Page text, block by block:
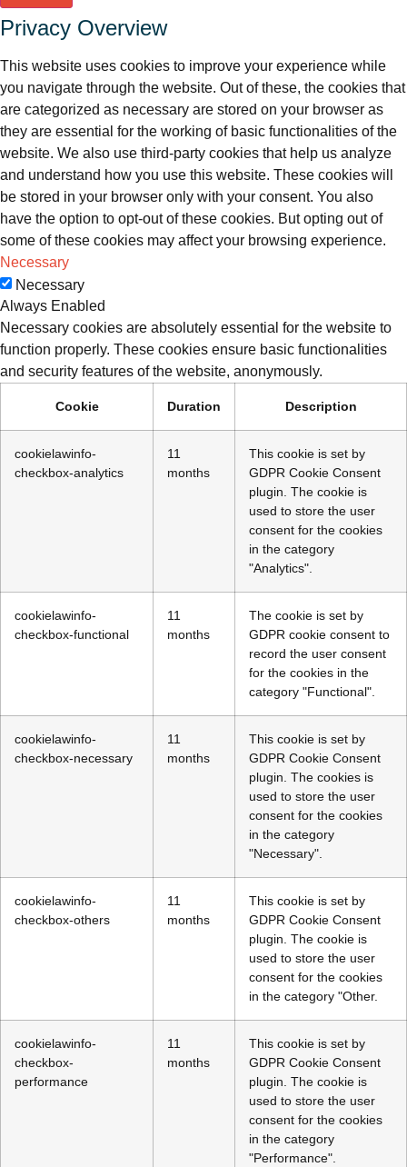
Privacy Overview
This website uses cookies to improve your experience while
you navigate through the website. Out of these, the cookies that
are categorized as necessary are stored on your browser as
they are essential for the working of basic functionalities of the
website. We also use third-party cookies that help us analyze
and understand how you use this website. These cookies will
be stored in your browser only with your consent. You also
have the option to opt-out of these cookies. But opting out of
some of these cookies may affect your browsing experience.
Necessary
Necessary
Always Enabled
Necessary cookies are absolutely essential for the website to
function properly. These cookies ensure basic functionalities
and security features of the website, anonymously.
Cookie Duration Description
cookielawinfo-
checkbox-analytics
11
months
This cookie is set by
GDPR Cookie Consent
plugin. The cookie is
used to store the user
consent for the cookies
in the category
"Analytics".
cookielawinfo-
checkbox-functional
11
months
The cookie is set by
GDPR cookie consent to
record the user consent
for the cookies in the
category "Functional".
cookielawinfo-
checkbox-necessary
11
months
This cookie is set by
GDPR Cookie Consent
plugin. The cookies is
used to store the user
consent for the cookies
in the category
"Necessary".
cookielawinfo-
checkbox-others
11
months
This cookie is set by
GDPR Cookie Consent
plugin. The cookie is
used to store the user
consent for the cookies
in the category "Other.
cookielawinfo-
checkbox-
performance
11
months
This cookie is set by
GDPR Cookie Consent
plugin. The cookie is
used to store the user
consent for the cookies
in the category
"Performance".